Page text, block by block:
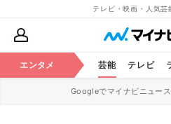
テレビ・映画・人気芸
エンタメ 芸能 テレビ
Googleでマイナビニュー